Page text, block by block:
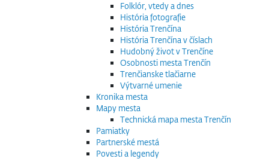
Folklór, vtedy a dnes
História fotografie
História Trenčína
História Trenčína v číslach
Hudobný život v Trenčíne
Osobnosti mesta Trenčín
Trenčianske tlačiarne
Výtvarné umenie
Kronika mesta
Mapy mesta
Technická mapa mesta Trenčín
Pamiatky
Partnerské mestá
Povesti a legendy